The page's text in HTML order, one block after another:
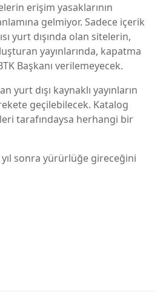
erişim yasaklarının
gelmiyor. Sadece içerik
yurt dışında olan sitelerin,
yayınlarında, kapatma
Başkanı verilemeyecek.
yurt dışı kaynaklı yayınların
geçilebilecek. Katalog
tarafındaysa herhangi bir
sonra yürürlüğe gireceğini